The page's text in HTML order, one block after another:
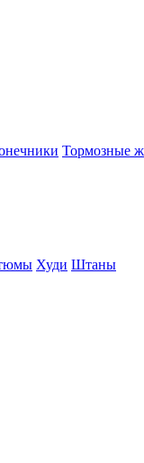
Тормозные
Худи Штаны